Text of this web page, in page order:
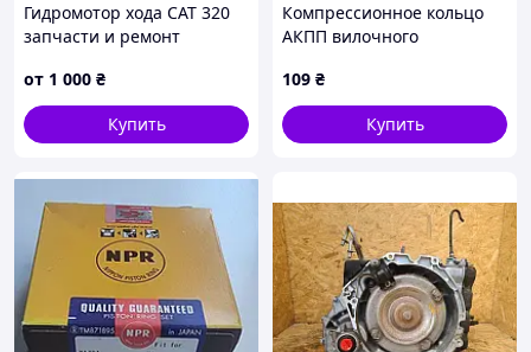
Гидромотор хода CAT 320
запчасти и ремонт
от 1 000 ₴
Купить
Компрессионное кольцо
АКПП вилочного
26620-71
109 ₴
Купить